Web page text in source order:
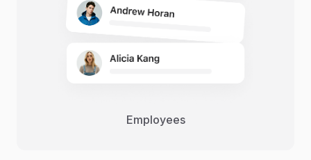
Employees